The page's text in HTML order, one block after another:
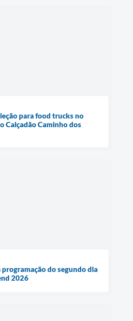
para food trucks no
Calçadão Caminho dos
do segundo dia
2026